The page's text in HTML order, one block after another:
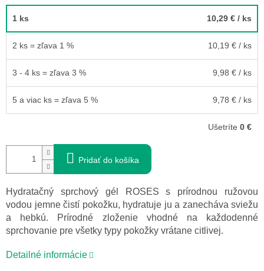
1 ks 10,29 € / ks
2 ks = zľava 1 % 10,19 € / ks
3 - 4 ks = zľava 3 % 9,98 € / ks
5 a viac ks = zľava 5 % 9,78 € / ks
Ušetríte 0 €
Pridať do košíka
Hydratačný sprchový gél ROSES s prírodnou ružovou
vodou jemne čistí pokožku, hydratuje ju a zanecháva sviežu
a hebkú. Prírodné zloženie vhodné na každodenné
sprchovanie pre všetky typy pokožky vrátane citlivej.
Detailné informácie